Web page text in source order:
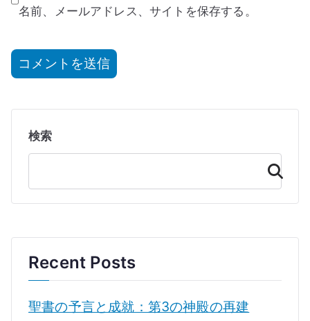
名前、メールアドレス、サイトを保存する。
検索
検
索
Recent Posts
聖書の予言と成就：第3の神殿の再建